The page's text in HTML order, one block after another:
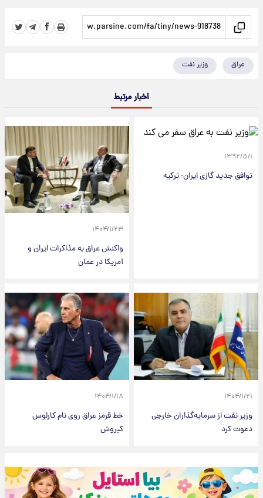
عراق وزیر نفت
اخبار مرتبط
۱۳۹۲/۵/۱
توافق جدید گازی ایران- ترکیه
۱۴۰۴/۱/۲۳
واکنش عراق به مذاکرات ایران و
آمریکا در عمان
۱۴۰۴/۱/۲۱
وزیر نفت از سرمایه‌گذاران خارجی
دعوت کرد
۱۴۰۴/۱/۱۸
خط قرمز عراق روی نام کارلوس
کیروش